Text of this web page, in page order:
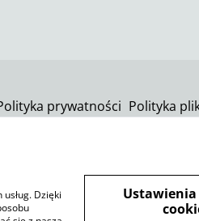
prywatności Polityka
Dzięki